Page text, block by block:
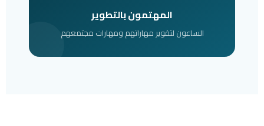
المهتمون بالتطوير
الساعون لتقوير مهاراتهم ومهارات مجتمعهم